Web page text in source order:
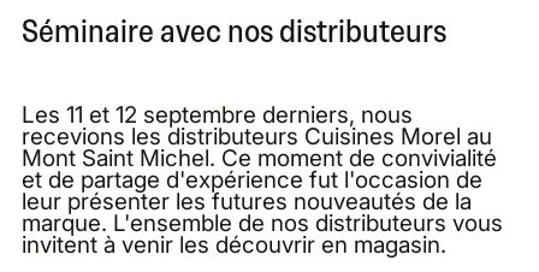
Séminaire avec nos distributeurs
Les 11 et 12 septembre derniers, nous
recevions les distributeurs Cuisines Morel au
Mont Saint Michel. Ce moment de convivialité
et de partage d'expérience fut l'occasion de
leur présenter les futures nouveautés de la
marque. L'ensemble de nos distributeurs vous
invitent à venir les découvrir en magasin.